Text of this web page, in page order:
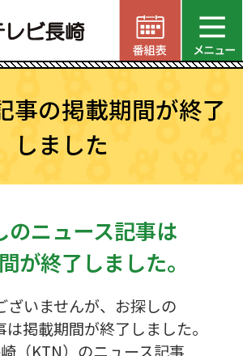
事の掲載期間が終了
しました
のニュース記事は
が終了しました。
ざいませんが、お探しの
掲載期間が終了しました。
（KTN）のニュース記事